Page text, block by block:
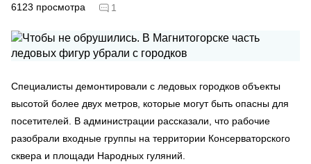
6123 просмотра 1
Специалисты демонтировали с ледовых городков объекты
высотой более двух метров, которые могут быть опасны для
посетителей. В администрации рассказали, что рабочие
разобрали входные группы на территории Консерваторского
сквера и площади Народных гуляний.